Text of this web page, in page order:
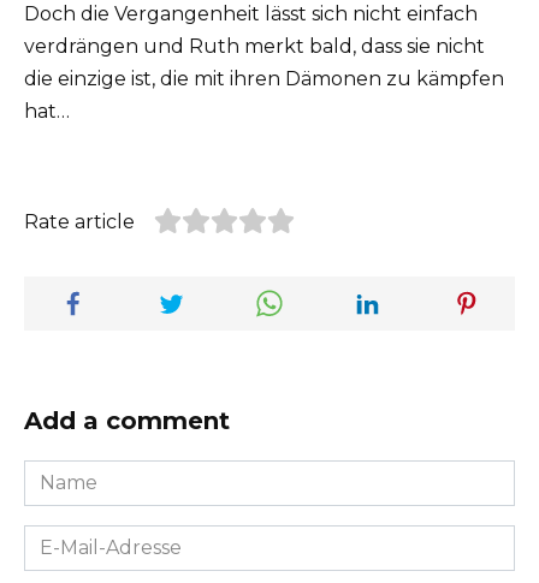
Doch die Vergangenheit lässt sich nicht einfach
verdrängen und Ruth merkt bald, dass sie nicht
die einzige ist, die mit ihren Dämonen zu kämpfen
hat…
Rate article
Add a comment
Name
*
E-
Mail-